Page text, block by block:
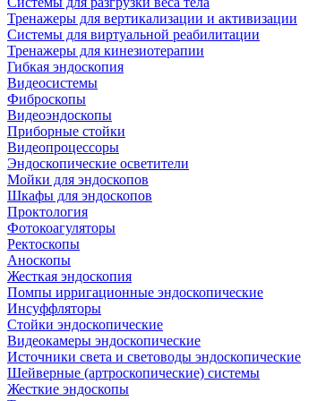
Тренажеры для вертикализации и активизации
Системы для виртуальной реабилитации
Тренажеры для кинезиотерапии
Гибкая эндоскопия
Видеосистемы
Фиброскопы
Видеоэндоскопы
Приборные стойки
Видеопроцессоры
Эндоскопические осветители
Мойки для эндоскопов
Шкафы для эндоскопов
Проктология
Фотокоагуляторы
Ректоскопы
Аноскопы
Жесткая эндоскопия
Помпы ирригационные эндоскопические
Инсуффляторы
Стойки эндоскопические
Видеокамеры эндоскопические
Источники света и световоды эндоскопические
Шейверные (артроскопические) системы
Жесткие эндоскопы